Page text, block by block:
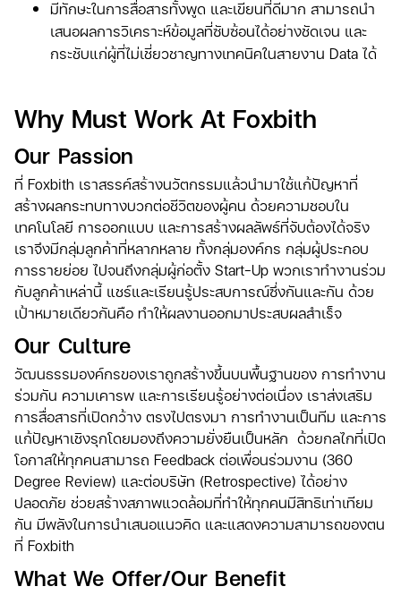
มีทักษะในการสื่อสารทั้งพูด และเขียนที่ดีมาก สามารถนำ
เสนอผลการวิเคราะห์ข้อมูลที่ซับซ้อนได้อย่างชัดเจน และ
กระชับแก่ผู้ที่ไม่เชี่ยวชาญทางเทคนิคในสายงาน Data ได้
Why Must Work At Foxbith
Our Passion
ที่ Foxbith เราสรรค์สร้างนวัตกรรมแล้วนำมาใช้แก้ปัญหาที่
สร้างผลกระทบทางบวกต่อชีวิตของผู้คน ด้วยความชอบใน
เทคโนโลยี การออกแบบ และการสร้างผลลัพธ์ที่จับต้องได้จริง
เราจึงมีกลุ่มลูกค้าที่หลากหลาย ทั้งกลุ่มองค์กร กลุ่มผู้ประกอบ
การรายย่อย ไปจนถึงกลุ่มผู้ก่อตั้ง Start-Up พวกเราทำงานร่วม
กับลูกค้าเหล่านี้ แชร์และเรียนรู้ประสบการณ์ซึ่งกันและกัน ด้วย
เป้าหมายเดียวกันคือ ทำให้ผลงานออกมาประสบผลสำเร็จ
Our Culture
วัฒนธรรมองค์กรของเราถูกสร้างขึ้นบนพื้นฐานของ การทำงาน
ร่วมกัน ความเคารพ และการเรียนรู้อย่างต่อเนื่อง เราส่งเสริม
การสื่อสารที่เปิดกว้าง ตรงไปตรงมา การทำงานเป็นทีม และการ
แก้ปัญหาเชิงรุกโดยมองถึงความยั่งยืนเป็นหลัก ด้วยกลไกที่เปิด
โอกาสให้ทุกคนสามารถ Feedback ต่อเพื่อนร่วมงาน (360
Degree Review) และต่อบริษัท (Retrospective) ได้อย่าง
ปลอดภัย ช่วยสร้างสภาพแวดล้อมที่ทำให้ทุกคนมีสิทธิเท่าเทียม
กัน มีพลังในการนำเสนอแนวคิด และแสดงความสามารถของตน
ที่ Foxbith
What We Offer/Our Benefit